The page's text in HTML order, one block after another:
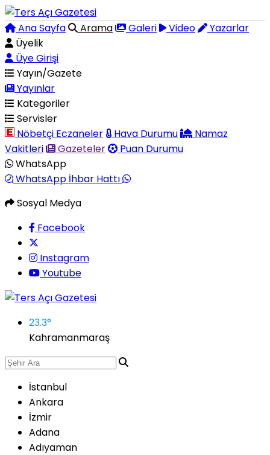
Ana Sayfa Arama Galeri Video
Yazarlar
Üyelik
Üye Girişi
Yayın/Gazete
Yayınlar
Kategoriler
Servisler
Nöbetçi Eczaneler
Hava Durumu
Namaz
Vakitleri
Gazeteler
Puan Durumu
WhatsApp
WhatsApp İhbar Hattı
Sosyal Medya
Facebook
Instagram
Youtube
23.3°
Kahramanmaraş
İstanbul
Ankara
İzmir
Adana
Adıyaman